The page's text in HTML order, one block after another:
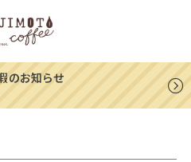
一部地域への配送遅延のご案